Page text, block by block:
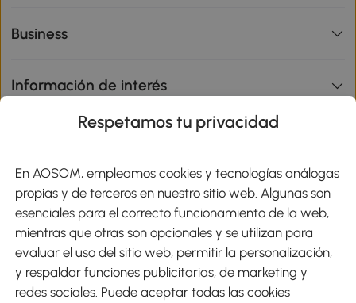
Business
Información de interés
Métodos de Pago
Envíos
Respetamos tu privacidad
En AOSOM, empleamos cookies y tecnologías análogas
propias y de terceros en nuestro sitio web. Algunas son
esenciales para el correcto funcionamiento de la web,
mientras que otras son opcionales y se utilizan para
evaluar el uso del sitio web, permitir la personalización,
y respaldar funciones publicitarias, de marketing y
redes sociales. Puede aceptar todas las cookies